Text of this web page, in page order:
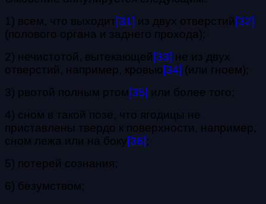
1) всем, что выходит[31] из двух отверстий[32]
(полового органа и заднего прохода);
2) нечистотой, вытекающей[33] не из двух
отверстий, например, кровью[34] (или гноем);
3) рвотой полным ртом[35] или более того;
4) сном в такой позе, что ягодицы не
приставлены твердо к поверхности, например,
сном лежа или на боку[36];
5) потерей сознания;
6) безумством;